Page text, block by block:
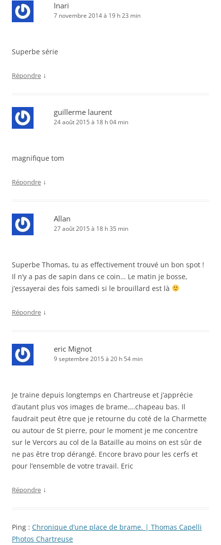
Inari
7 novembre 2014 à 19 h 23 min
Superbe série
Répondre ↓
guillerme laurent
24 août 2015 à 18 h 04 min
magnifique tom
Répondre ↓
Allan
27 août 2015 à 18 h 35 min
Superbe Thomas, tu as effectivement trouvé un bon spot !
Il n’y a pas de sapin dans ce coin… Le matin je bosse,
j’essayerai des fois samedi si le brouillard est là
Répondre ↓
eric Mignot
9 septembre 2015 à 20 h 54 min
Je traine depuis longtemps en Chartreuse et j’apprécie
d’autant plus vos images de brame….chapeau bas. Il
faudrait peut être que je retourne du coté de la Charmette
ou autour de St pierre, pour le moment je me concentre
sur le Vercors au col de la Bataille au moins on est sûr de
ne pas être trop dérangé. Encore bravo pour les cerfs et
pour l’ensemble de votre travail. Eric
Répondre ↓
Ping : Chronique d’une place de brame. | Thomas Capelli
Photos Chartreuse